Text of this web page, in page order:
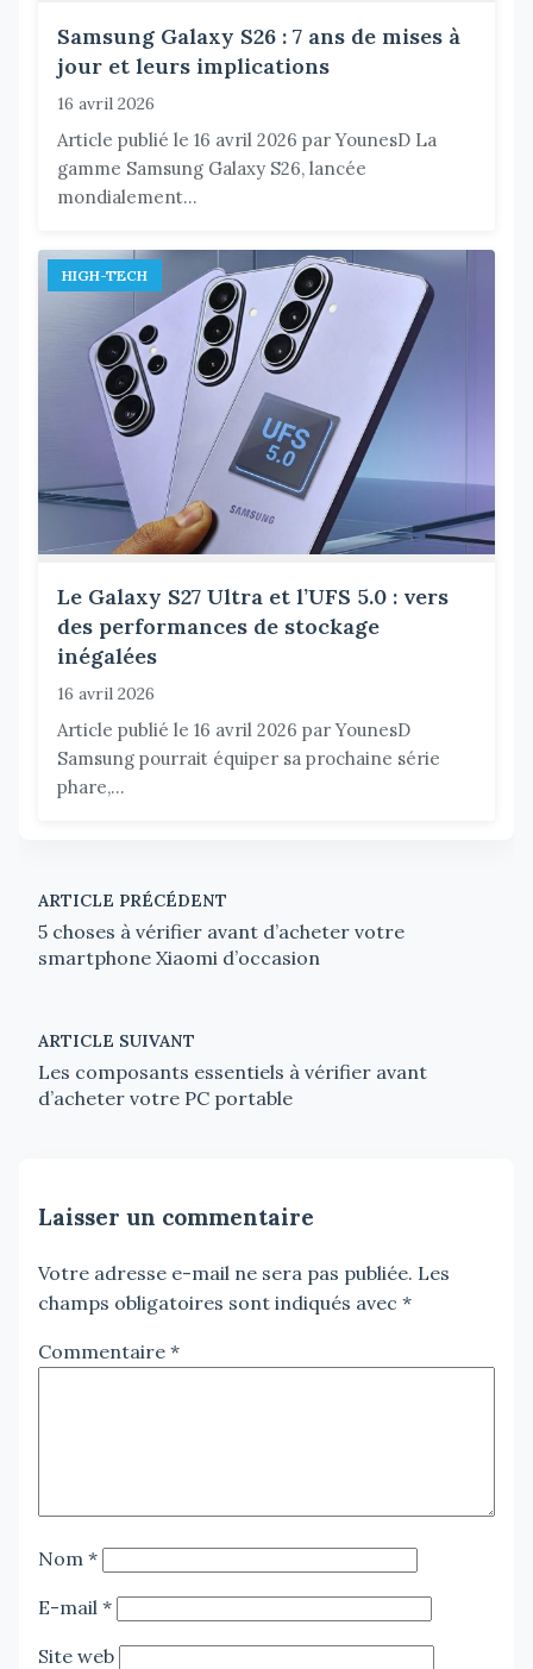
Samsung Galaxy S26 : 7 ans de mises à
jour et leurs implications
16 avril 2026
Article publié le 16 avril 2026 par YounesD La
gamme Samsung Galaxy S26, lancée
mondialement...
HIGH-TECH
Le Galaxy S27 Ultra et l’UFS 5.0 : vers
des performances de stockage
inégalées
16 avril 2026
Article publié le 16 avril 2026 par YounesD
Samsung pourrait équiper sa prochaine série
phare,...
ARTICLE PRÉCÉDENT
5 choses à vérifier avant d’acheter votre
smartphone Xiaomi d’occasion
ARTICLE SUIVANT
Les composants essentiels à vérifier avant
d’acheter votre PC portable
Laisser un commentaire
Votre adresse e-mail ne sera pas publiée. Les
champs obligatoires sont indiqués avec *
Commentaire *
Nom *
E-mail *
Site web